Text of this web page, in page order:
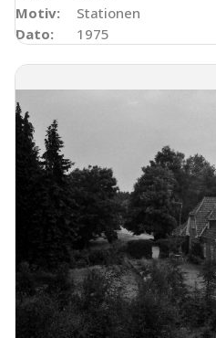
Motiv:
Stationen
Dato:
1975